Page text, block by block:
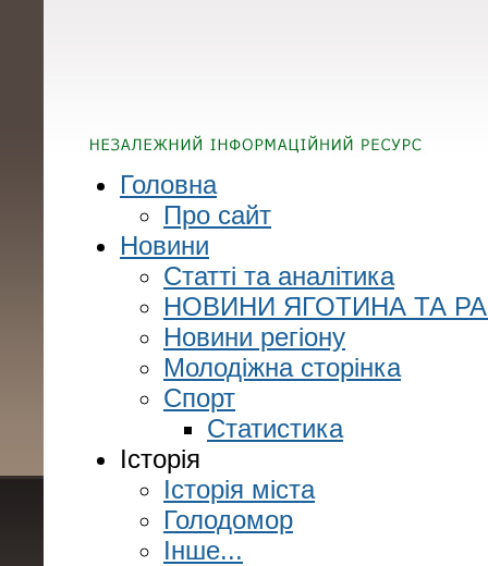
Головна
Про сайт
Новини
Статті та аналітика
НОВИНИ ЯГОТИНА ТА
Новини регіону
Молодіжна сторінка
Спорт
Статистика
Історія
Історія міста
Голодомор
Інше...